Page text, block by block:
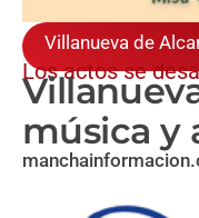
Villanueva de
Los actos se
música y